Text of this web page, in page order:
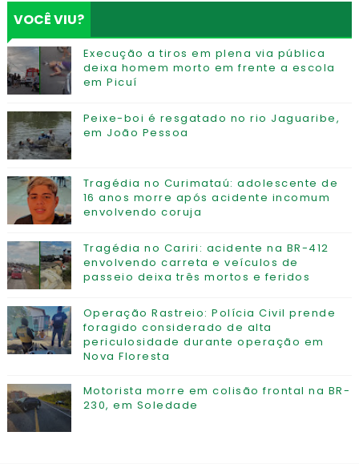
VOCÊ VIU?
Execução a tiros em plena via pública
deixa homem morto em frente a escola
em Picuí
Peixe-boi é resgatado no rio Jaguaribe,
em João Pessoa
Tragédia no Curimataú: adolescente de
16 anos morre após acidente incomum
envolvendo coruja
Tragédia no Cariri: acidente na BR-412
envolvendo carreta e veículos de
passeio deixa três mortos e feridos
Operação Rastreio: Polícia Civil prende
foragido considerado de alta
periculosidade durante operação em
Nova Floresta
Motorista morre em colisão frontal na BR-
230, em Soledade